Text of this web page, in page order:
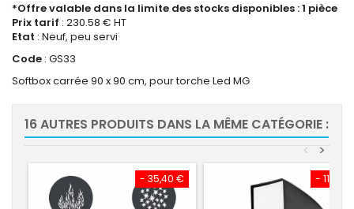
*Offre valable dans la limite des stocks disponibles : 1 pièce
Prix tarif : 230.58 € HT
Etat : Neuf, peu servi
Code : GS33
Softbox carrée 90 x 90 cm, pour torche Led MG
16 AUTRES PRODUITS DANS LA MÊME CATÉGORIE :
>
<
- 35,40 € - 116,53